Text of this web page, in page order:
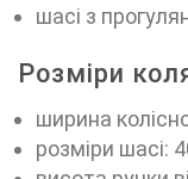
шасі з
Розміри
ширина
розміри шасі: